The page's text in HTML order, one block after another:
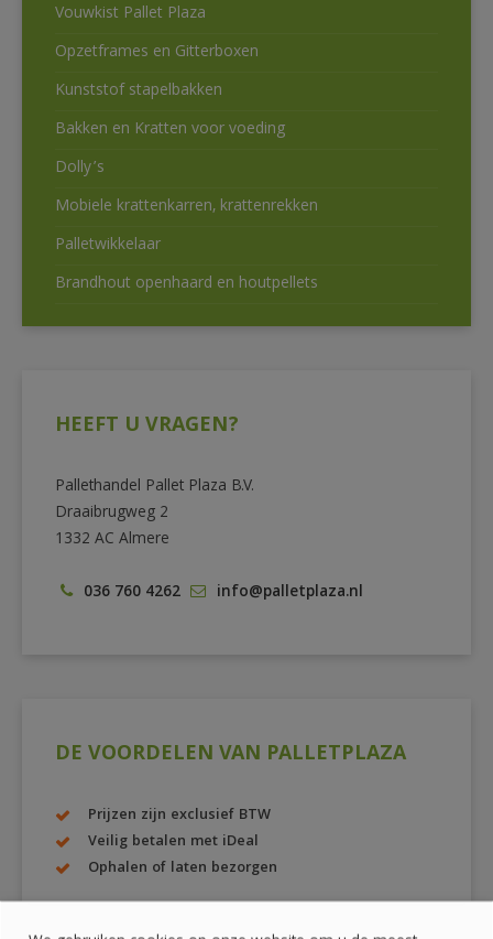
Vouwkist Pallet Plaza
Opzetframes en Gitterboxen
Kunststof stapelbakken
Bakken en Kratten voor voeding
Dolly’s
Mobiele krattenkarren, krattenrekken
Palletwikkelaar
Brandhout openhaard en houtpellets
HEEFT U VRAGEN?
Pallethandel Pallet Plaza B.V.
Draaibrugweg 2
1332 AC Almere
036 760 4262 info@palletplaza.nl
DE VOORDELEN VAN PALLETPLAZA
Prijzen zijn exclusief BTW
Veilig betalen met iDeal
Ophalen of laten bezorgen